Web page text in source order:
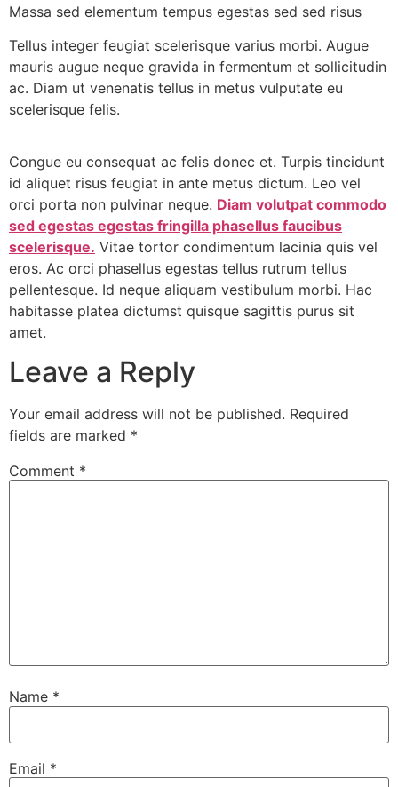
Massa sed elementum tempus egestas sed sed risus
Tellus integer feugiat scelerisque varius morbi. Augue
mauris augue neque gravida in fermentum et sollicitudin
ac. Diam ut venenatis tellus in metus vulputate eu
scelerisque felis.
Congue eu consequat ac felis donec et. Turpis tincidunt
id aliquet risus feugiat in ante metus dictum. Leo vel
orci porta non pulvinar neque. Diam volutpat commodo
sed egestas egestas fringilla phasellus faucibus
scelerisque. Vitae tortor condimentum lacinia quis vel
eros. Ac orci phasellus egestas tellus rutrum tellus
pellentesque. Id neque aliquam vestibulum morbi. Hac
habitasse platea dictumst quisque sagittis purus sit
amet.
Leave a Reply
Your email address will not be published. Required
fields are marked *
Comment *
Name *
Email *